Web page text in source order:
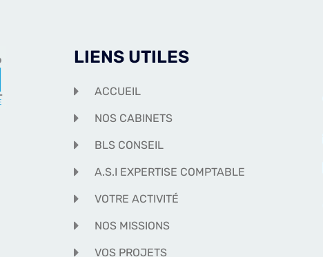
LIENS UTILES
ACCUEIL
NOS CABINETS
BLS CONSEIL
A.S.I EXPERTISE COMPTABLE
VOTRE ACTIVITÉ
NOS MISSIONS
VOS PROJETS